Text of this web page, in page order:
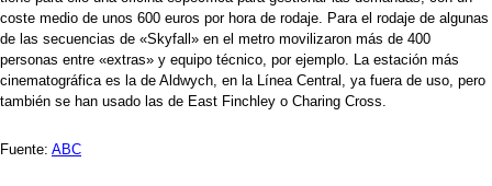
coste medio de unos 600 euros por hora de rodaje. Para el rodaje de algunas
de las secuencias de «Skyfall» en el metro movilizaron más de 400
personas entre «extras» y equipo técnico, por ejemplo. La estación más
cinematográfica es la de Aldwych, en la Línea Central, ya fuera de uso, pero
también se han usado las de East Finchley o Charing Cross.
Fuente: ABC